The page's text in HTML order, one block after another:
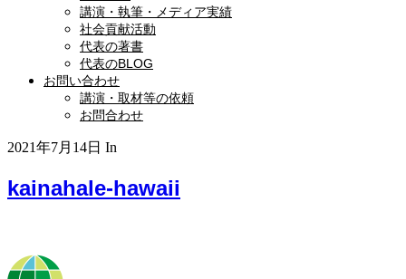
講演・執筆・メディア実績
社会貢献活動
代表の著書
代表のBLOG
お問い合わせ
講演・取材等の依頼
お問合わせ
2021年7月14日 In
kainahale-hawaii